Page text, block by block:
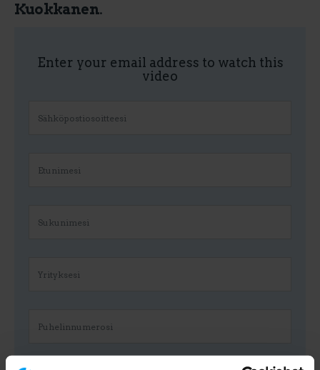
Kuokkanen.
Enter your email address to watch this
video